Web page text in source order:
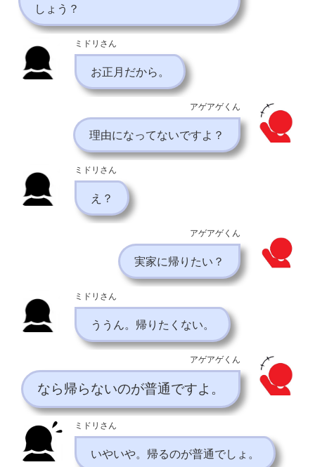
しょう？
ミドリさん
お正月だから。
アゲアゲくん
理由になってないですよ？
ミドリさん
え？
アゲアゲくん
実家に帰りたい？
ミドリさん
ううん。帰りたくない。
アゲアゲくん
なら帰らないのが普通ですよ。
ミドリさん
いやいや。帰るのが普通でしょ。